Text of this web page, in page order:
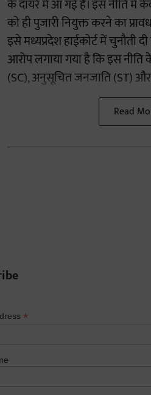
के दायरे में आ गई है। इस नीति में
को ही पुजारी नियुक्त करने का
इसे मध्यप्रदेश हाईकोर्ट में चुनौती
आरोप लगाया गया है कि इस
(SC), अनुसूचित जनजाति (ST)
Read
*